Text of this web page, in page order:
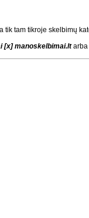
tam tikroje skelbimų
[x] manoskelbimai.ltarba